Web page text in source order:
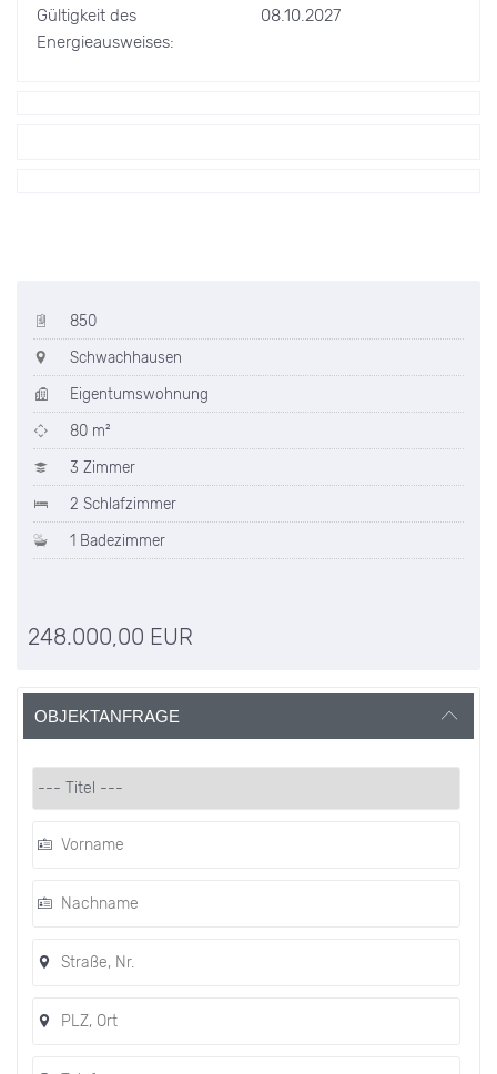
Gültigkeit des
Energieausweises:
08.10.2027
850
Schwachhausen
Eigentumswohnung
80 m²
3 Zimmer
2 Schlafzimmer
1 Badezimmer
248.000,00 EUR
OBJEKTANFRAGE